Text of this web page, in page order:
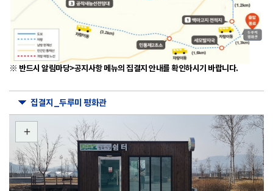
※ 반드시 알림마당>공지사항 메뉴의 집결지 안내를 확인하시기 바랍니다.
집결지_두루미 평화관